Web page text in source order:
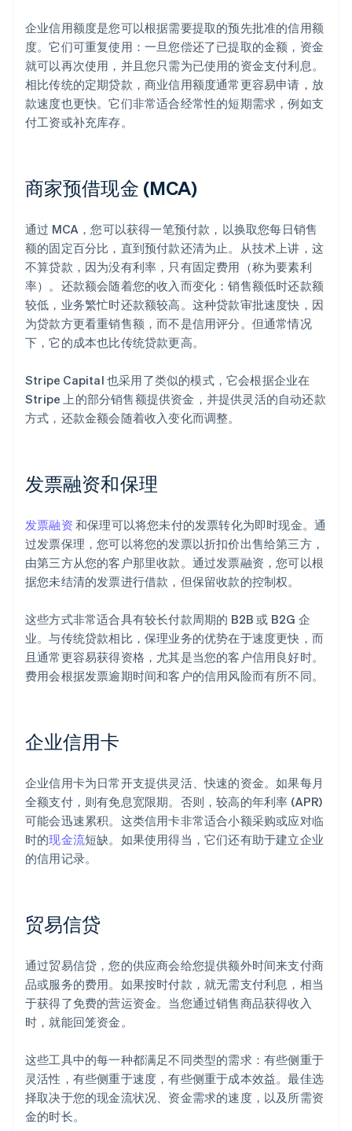
企业信用额度是您可以根据需要提取的预先批准的信用额
度。它们可重复使用：一旦您偿还了已提取的金额，资金
就可以再次使用，并且您只需为已使用的资金支付利息。
相比传统的定期贷款，商业信用额度通常更容易申请，放
款速度也更快。它们非常适合经常性的短期需求，例如支
付工资或补充库存。
商家预借现金 (MCA)
通过 MCA，您可以获得一笔预付款，以换取您每日销售
额的固定百分比，直到预付款还清为止。从技术上讲，这
不算贷款，因为没有利率，只有固定费用（称为要素利
率）。还款额会随着您的收入而变化：销售额低时还款额
较低，业务繁忙时还款额较高。这种贷款审批速度快，因
为贷款方更看重销售额，而不是信用评分。但通常情况
下，它的成本也比传统贷款更高。
Stripe Capital 也采用了类似的模式，它会根据企业在
Stripe 上的部分销售额提供资金，并提供灵活的自动还款
方式，还款金额会随着收入变化而调整。
发票融资和保理
发票融资 和保理可以将您未付的发票转化为即时现金。通
过发票保理，您可以将您的发票以折扣价出售给第三方，
由第三方从您的客户那里收款。通过发票融资，您可以根
据您未结清的发票进行借款，但保留收款的控制权。
这些方式非常适合具有较长付款周期的 B2B 或 B2G 企
业。与传统贷款相比，保理业务的优势在于速度更快，而
且通常更容易获得资格，尤其是当您的客户信用良好时。
费用会根据发票逾期时间和客户的信用风险而有所不同。
企业信用卡
企业信用卡为日常开支提供灵活、快速的资金。如果每月
全额支付，则有免息宽限期。否则，较高的年利率 (APR)
可能会迅速累积。这类信用卡非常适合小额采购或应对临
时的现金流短缺。如果使用得当，它们还有助于建立企业
的信用记录。
贸易信贷
通过贸易信贷，您的供应商会给您提供额外时间来支付商
品或服务的费用。如果按时付款，就无需支付利息，相当
于获得了免费的营运资金。当您通过销售商品获得收入
时，就能回笼资金。
这些工具中的每一种都满足不同类型的需求：有些侧重于
灵活性，有些侧重于速度，有些侧重于成本效益。最佳选
择取决于您的现金流状况、资金需求的速度，以及所需资
金的时长。